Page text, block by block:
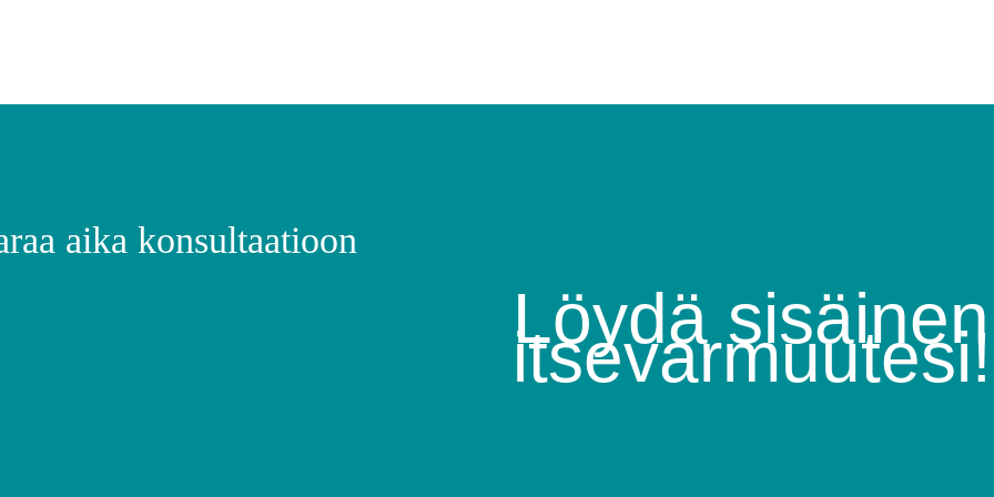
aika konsultaatioon
Löydä sisäinen
itsevarmuutesi!